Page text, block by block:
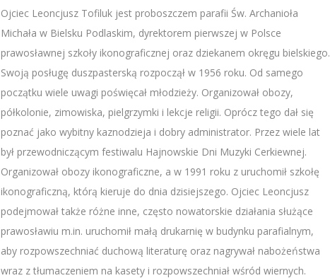
Ojciec Leoncjusz Tofiluk jest proboszczem parafii Św. Archanioła
Michała w Bielsku Podlaskim, dyrektorem pierwszej w Polsce
prawosławnej szkoły ikonograficznej oraz dziekanem okręgu bielskiego.
Swoją posługę duszpasterską rozpoczął w 1956 roku. Od samego
początku wiele uwagi poświęcał młodzieży. Organizował obozy,
półkolonie, zimowiska, pielgrzymki i lekcje religii. Oprócz tego dał się
poznać jako wybitny kaznodzieja i dobry administrator. Przez wiele lat
był przewodniczącym festiwalu Hajnowskie Dni Muzyki Cerkiewnej.
Organizował obozy ikonograficzne, a w 1991 roku z uruchomił szkołę
ikonograficzną, którą kieruje do dnia dzisiejszego. Ojciec Leoncjusz
podejmował także różne inne, często nowatorskie działania służące
prawosławiu m.in. uruchomił małą drukarnię w budynku parafialnym,
aby rozpowszechniać duchową literaturę oraz nagrywał nabożeństwa
wraz z tłumaczeniem na kasety i rozpowszechniał wśród wiernych.